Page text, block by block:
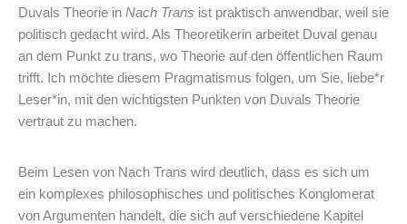
Duvals Theorie in Nach Trans ist praktisch anwendbar, weil sie
politisch gedacht wird. Als Theoretikerin arbeitet Duval genau
an dem Punkt zu trans, wo Theorie auf den öffentlichen Raum
trifft. Ich möchte diesem Pragmatismus folgen, um Sie, liebe*r
Leser*in, mit den wichtigsten Punkten von Duvals Theorie
vertraut zu machen.
Beim Lesen von Nach Trans wird deutlich, dass es sich um
ein komplexes philosophisches und politisches Konglomerat
von Argumenten handelt, die sich auf verschiedene Kapitel